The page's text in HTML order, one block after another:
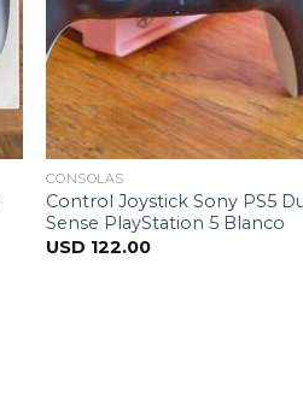
CONSOLAS
Control Joystick Sony PS5
Sense PlayStation 5 Blanco
USD 122.00